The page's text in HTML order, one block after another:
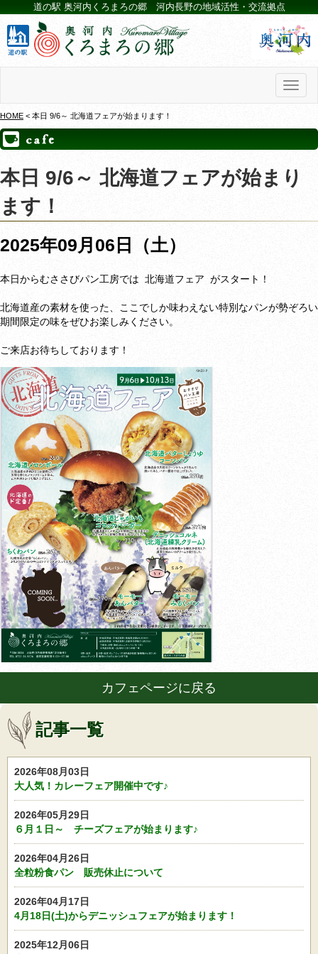
道の駅 奥河内くろまろの郷 河内長野の地域活性・交流拠点
HOME < 本日 9/6～ 北海道フェアが始まります！
本日 9/6～ 北海道フェアが始まり
ます！
2025年09月06日（土）
本日からむささびパン工房では 北海道フェア がスタート！
北海道産の素材を使った、ここでしか味わえない特別なパンが勢ぞろ
期間限定の味をぜひお楽しみください。
ご来店お待ちしております！
カフェページに戻る
記事一覧
2026年08月03日
大人気！カレーフェア開催中です♪
2026年05月29日
６月１日～ チーズフェアが始まります♪
2026年04月26日
全粒粉食パン 販売休止について
2026年04月17日
4月18日(土)からデニッシュフェアが始まります！
2025年12月06日